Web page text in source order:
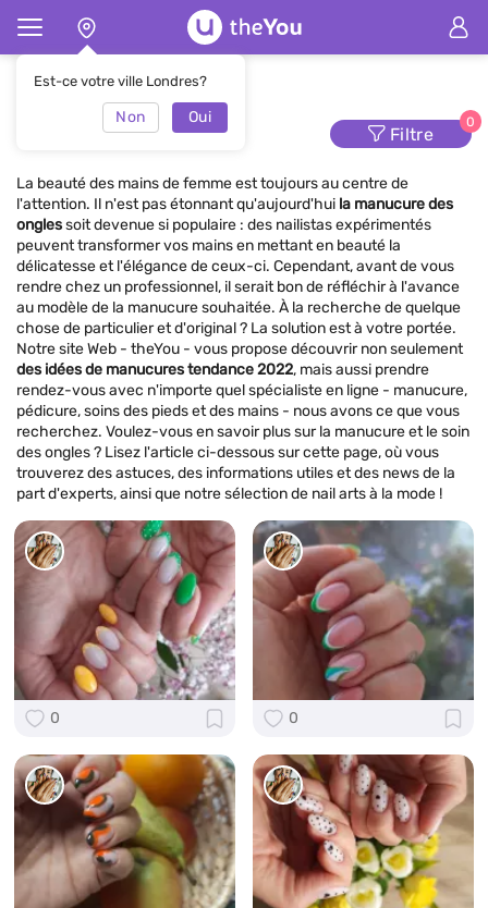
Est-ce votre ville Londres?
Non Oui
Page d'accueil Manucure
Manucure Filtre
0
La beauté des mains de femme est toujours au centre de
l'attention. Il n'est pas étonnant qu'aujourd'hui la manucure des
onglessoit devenue si populaire : des nailistas expérimentés
peuvent transformer vos mains en mettant en beauté la
délicatesse et l'élégance de ceux-ci. Cependant, avant de vous
rendre chez un professionnel, il serait bon de réfléchir à l'avance
au modèle de la manucure souhaitée. À la recherche de quelque
chose de particulier et d'original ? La solution est à votre portée.
Notre site Web - theYou - vous propose découvrir non seulement
des idées de manucures tendance 2022, mais aussi prendre
rendez-vous avec n'importe quel spécialiste en ligne - manucure,
pédicure, soins des pieds et des mains - nous avons ce que vous
recherchez. Voulez-vous en savoir plus sur la manucure et le soin
des ongles ? Lisez l'article ci-dessous sur cette page, où vous
trouverez des astuces, des informations utiles et des news de la
part d'experts, ainsi que notre sélection de nail arts à la mode !
0 0